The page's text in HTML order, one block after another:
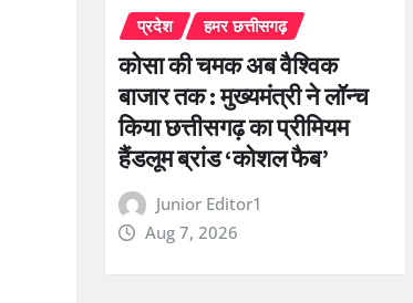
प्रदेश हमर छत्तीसगढ़
कोसा की चमक अब वैश्विक
बाजार तक : मुख्यमंत्री ने लॉन्च
किया छत्तीसगढ़ का प्रीमियम
हैंडलूम ब्रांड ‘कोशल फैब’
Junior Editor1
Aug 7, 2026